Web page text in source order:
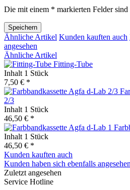
Die mit einem * markierten Felder
Speichern
Ähnliche Artikel Kunden kauften auch
angesehen
Ähnliche Artikel
Fitting-Tube
Inhalt 1 Stück
7,50 € *
2/3
Inhalt 1 Stück
46,50 € *
Inhalt 1 Stück
46,50 € *
Kunden kauften auch
Kunden haben sich ebenfalls angesehen
Zuletzt angesehen
Service Hotline